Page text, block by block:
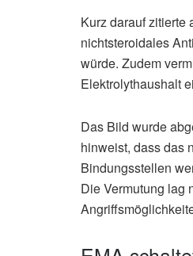
Kurz darauf zitierte
nichtsteroidales
würde. Zudem
Elektrolythaushalt
Das Bild wurde
hinweist, dass das
Bindungsstellen
Die Vermutung lag